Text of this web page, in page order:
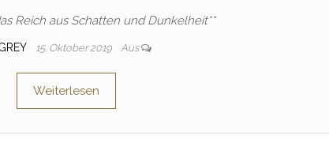
Reich aus Schatten und Dunkelheit**
15. Oktober 2019 Aus
Weiterlesen